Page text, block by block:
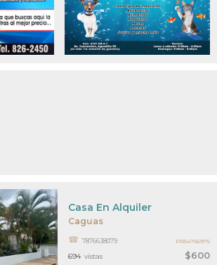
Caguas
$600
Casa En Alquiler
7876638079
694 vistas
PR54756975